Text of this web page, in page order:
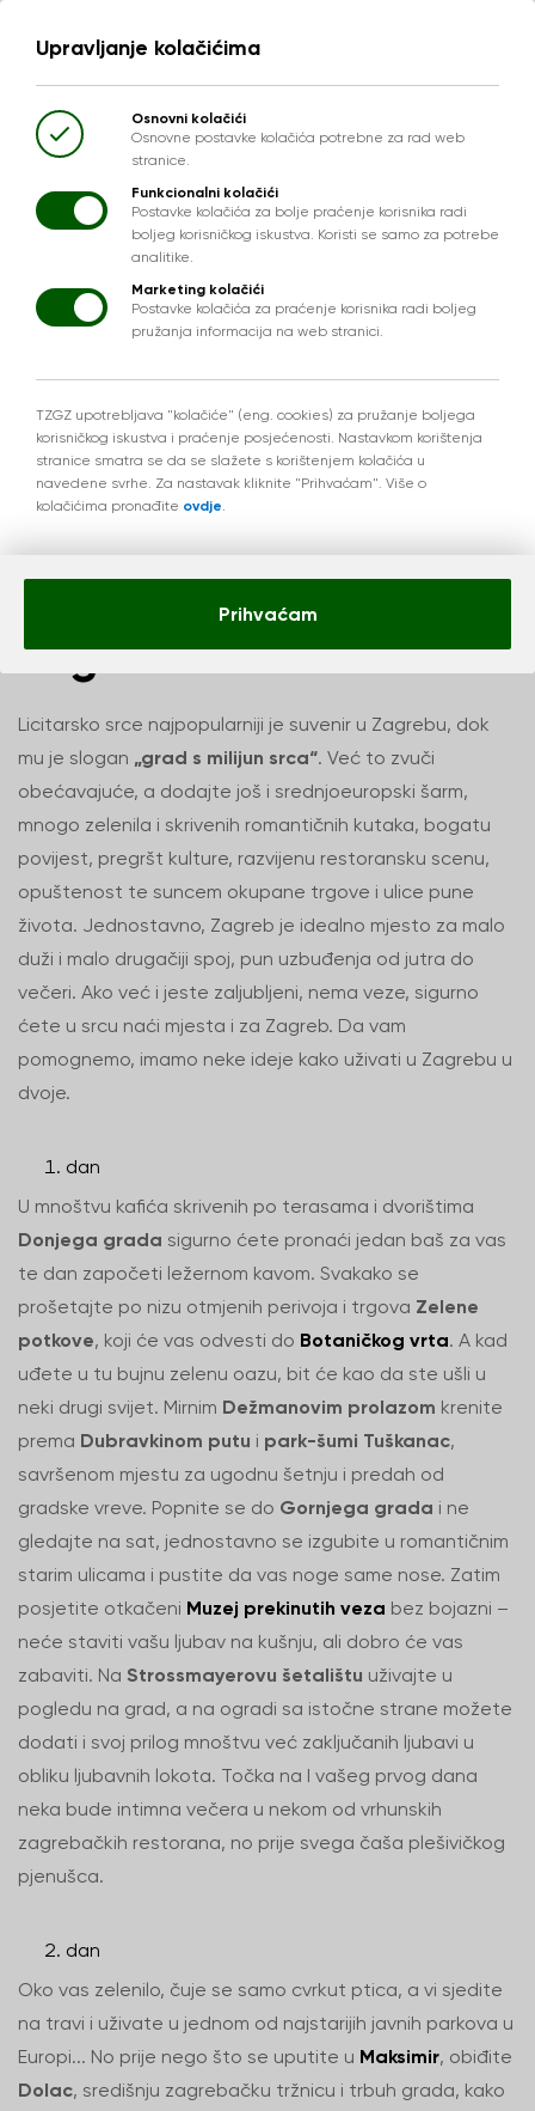
Tri dana romantike u
Zagrebu i okolici
Licitarsko srce najpopularniji je suvenir u Zagrebu, dok
mu je slogan „grad s milijun srca“. Već to zvuči
obećavajuće, a dodajte još i srednjoeuropski šarm,
mnogo zelenila i skrivenih romantičnih kutaka, bogatu
povijest, pregršt kulture, razvijenu restoransku scenu,
opuštenost te suncem okupane trgove i ulice pune
života. Jednostavno, Zagreb je idealno mjesto za malo
duži i malo drugačiji spoj, pun uzbuđenja od jutra do
večeri. Ako već i jeste zaljubljeni, nema veze, sigurno
ćete u srcu naći mjesta i za Zagreb. Da vam
pomognemo, imamo neke ideje kako uživati u Zagrebu u
dvoje.
dan
U mnoštvu kafića skrivenih po terasama i dvorištima
Donjega grada sigurno ćete pronaći jedan baš za vas
te dan započeti ležernom kavom. Svakako se
prošetajte po nizu otmjenih perivoja i trgova Zelene
potkove, koji će vas odvesti do Botaničkog vrta. A kad
uđete u tu bujnu zelenu oazu, bit će kao da ste ušli u
neki drugi svijet. Mirnim Dežmanovim prolazom krenite
prema Dubravkinom putu i park-šumi Tuškanac,
savršenom mjestu za ugodnu šetnju i predah od
gradske vreve. Popnite se do Gornjega grada i ne
gledajte na sat, jednostavno se izgubite u romantičnim
starim ulicama i pustite da vas noge same nose. Zatim
posjetite otkačeni Muzej prekinutih veza bez bojazni –
neće staviti vašu ljubav na kušnju, ali dobro će vas
zabaviti. Na Strossmayerovu šetalištu uživajte u
pogledu na grad, a na ogradi sa istočne strane možete
dodati i svoj prilog mnoštvu već zaključanih ljubavi u
obliku ljubavnih lokota. Točka na I vašeg prvog dana
neka bude intimna večera u nekom od vrhunskih
zagrebačkih restorana, no prije svega čaša plešivičkog
pjenušca.
dan
Oko vas zelenilo, čuje se samo cvrkut ptica, a vi sjedite
na travi i uživate u jednom od najstarijih javnih parkova u
Europi... No prije nego što se uputite u Maksimir, obiđite
Dolac, središnju zagrebačku tržnicu i trbuh grada, kako
Upravljanje kolačićima
Osnovni kolačići
Osnovne postavke kolačića potrebne za rad web
stranice.
Funkcionalni kolačići
Postavke kolačića za bolje praćenje korisnika radi
boljeg korisničkog iskustva. Koristi se samo za potrebe
analitike.
Marketing kolačići
Postavke kolačića za praćenje korisnika radi boljeg
pružanja informacija na web stranici.
TZGZ upotrebljava "kolačiće" (eng. cookies) za pružanje boljega
korisničkog iskustva i praćenje posjećenosti. Nastavkom korištenja
stranice smatra se da se slažete s korištenjem kolačića u
navedene svrhe. Za nastavak kliknite "Prihvaćam". Više o
kolačićima pronađite ovdje.
Prihvaćam